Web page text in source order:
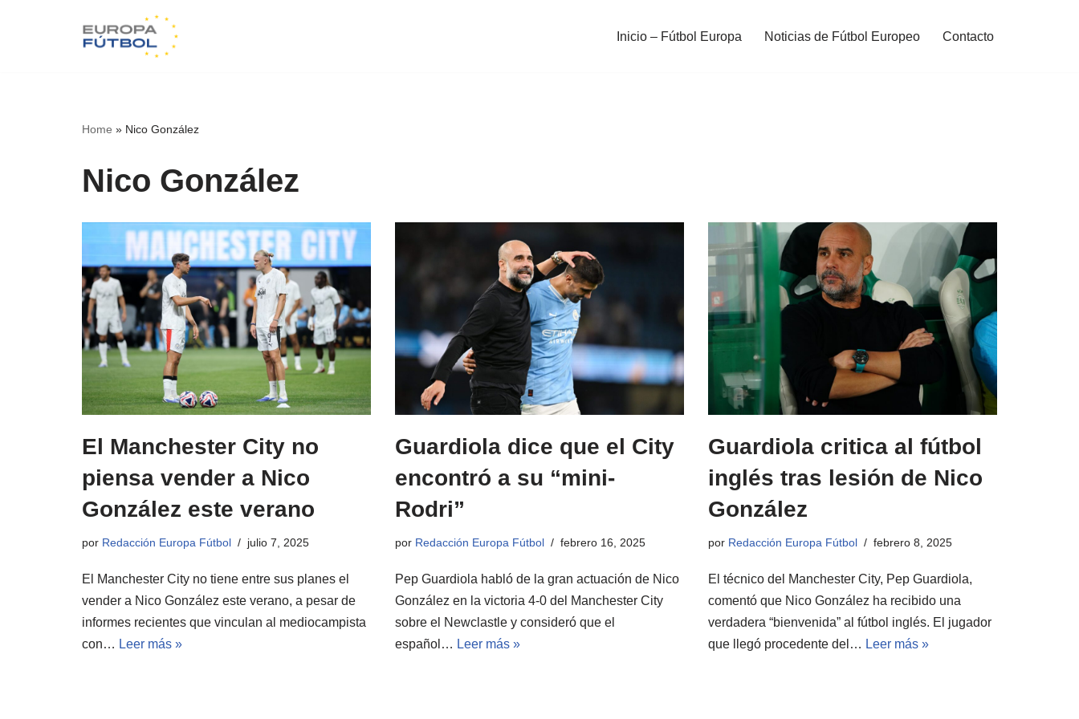
Inicio – Fútbol Europa Noticias de Fútbol Europeo Contacto
Home » Nico González
Nico González
El Manchester City no
piensa vender a Nico
González este verano
por Redacción Europa Fútbol julio 7, 2025
El Manchester City no tiene entre sus planes el
vender a Nico González este verano, a pesar de
informes recientes que vinculan al mediocampista
con… Leer más »
Guardiola dice que el City
encontró a su “mini-
Rodri”
por Redacción Europa Fútbol febrero 16, 2025
Pep Guardiola habló de la gran actuación de Nico
González en la victoria 4-0 del Manchester City
sobre el Newclastle y consideró que el
español… Leer más »
Guardiola critica al fútbol
inglés tras lesión de Nico
González
por Redacción Europa Fútbol febrero 8, 2025
El técnico del Manchester City, Pep Guardiola,
comentó que Nico González ha recibido una
verdadera “bienvenida” al fútbol inglés. El jugador
que llegó procedente del… Leer más »